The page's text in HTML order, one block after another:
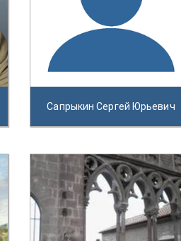
Сапрыкин Сергей Юрьевич